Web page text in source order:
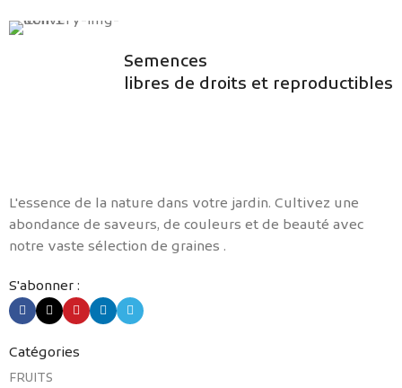
Semences
libres de droits et reproductibles
L'essence de la nature dans votre jardin. Cultivez une
abondance de saveurs, de couleurs et de beauté avec
notre vaste sélection de graines .
S'abonner :
Catégories
FRUITS